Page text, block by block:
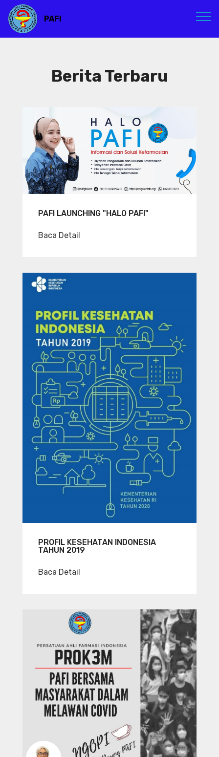
PAFI
Berita Terbaru
PAFI LAUNCHING "HALO PAFI"
Baca Detail
PROFIL KESEHATAN INDONESIA
TAHUN 2019
Baca Detail